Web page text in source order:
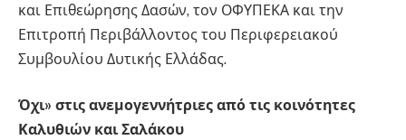
και Επιθεώρησης Δασών, τον ΟΦΥΠΕΚΑ και την
Επιτροπή Περιβάλλοντος του Περιφερειακού
Συμβουλίου Δυτικής Ελλάδας.
Όχι» στις ανεμογεννήτριες από τις κοινότητες
Καλυθιών και Σαλάκου